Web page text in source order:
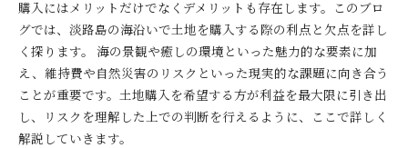
購入にはメリットだけでなくデメリットも存在します。このブロ
グでは、淡路島の海沿いで土地を購入する際の利点と欠点を詳し
く探ります。 海の景観や癒しの環境といった魅力的な要素に加
え、維持費や自然災害のリスクといった現実的な課題に向き合う
ことが重要です。土地購入を希望する方が利益を最大限に引き出
し、リスクを理解した上での判断を行えるように、ここで詳しく
解説していきます。